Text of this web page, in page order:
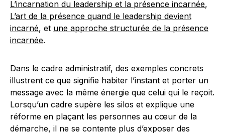
L’incarnation du leadership et la présence incarnée,
L’art de la présence quand le leadership devient
incarné, et une approche structurée de la présence
incarnée.
Dans le cadre administratif, des exemples concrets
illustrent ce que signifie habiter l’instant et porter un
message avec la même énergie que celui qui le reçoit.
Lorsqu’un cadre supère les silos et explique une
réforme en plaçant les personnes au cœur de la
démarche, il ne se contente plus d’exposer des